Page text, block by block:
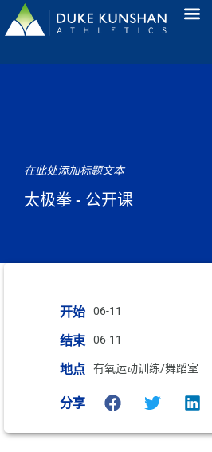
在此处添加标题文本
太极拳 - 公开课
开始 06-11
结束 06-11
地点 有氧运动训练/舞蹈室
分享